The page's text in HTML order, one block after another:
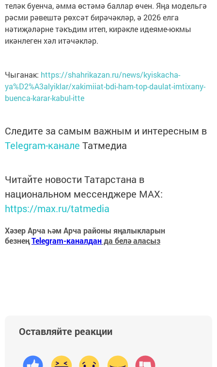
теләк буенча, әмма өстәмә баллар өчен. Яңа модельгә
рәсми рәвештә рөхсәт бирәчәкләр, ә 2026 елга
нәтиҗәләрне тәкъдим итеп, кирәкле идеяме-юкмы
икәнлеген хәл итәчәкләр.
Чыганак: https://shahrikazan.ru/news/kyiskacha-
ya%D2%A3alyiklar/xakimiiat-bdi-ham-top-daulat-imtixany-
buenca-karar-kabul-itte
Следите за самым важным и интересным в
Telegram-канале Татмедиа
Читайте новости Татарстана в
национальном мессенджере MАХ:
https://max.ru/tatmedia
Хәзер Арча һәм Арча районы яңалыкларын
безнеңTelegram-каналданда белә аласыз
Оставляйте реакции